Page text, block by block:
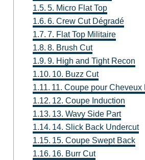
5. Micro Flat Top
6. Crew Cut Dégradé
7. Flat Top Militaire
8. Brush Cut
9. High and Tight Recon
10. Buzz Cut
11. Coupe pour Cheveux
12. Coupe Induction
13. Wavy Side Part
14. Slick Back Undercut
15. Coupe Swept Back
16. Burr Cut